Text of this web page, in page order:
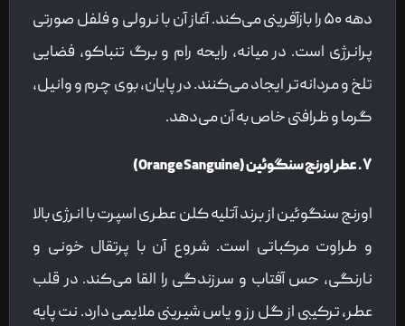
دهه ۵۰ را بازآفرینی می‌کند. آغاز آن با نرولی و فلفل صورتی
پرانرژی است. در میانه، رایحه رام و برگ تنباکو، فضایی
تلخ و مردانه‌تر ایجاد می‌کنند. در پایان، بوی چرم و وانیل،
گرما و ظرافتی خاص به آن می‌دهد.
۷. عطر اورنج سنگوئین (Orange Sanguine)
اورنج سنگوئین از برند آتلیه کلن عطری اسپرت با انرژی بالا
و طراوت مرکباتی است. شروع آن با پرتقال خونی و
نارنگی، حس آفتاب و سرزندگی را القا می‌کند. در قلب
عطر، ترکیبی از گل رز و یاس شیرینی ملایمی دارد. نت پایه